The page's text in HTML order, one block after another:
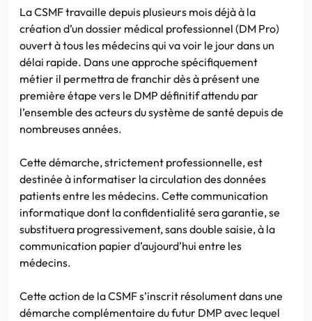
La CSMF travaille depuis plusieurs mois déjà à la
création d’un dossier médical professionnel (DM Pro)
ouvert à tous les médecins qui va voir le jour dans un
délai rapide. Dans une approche spécifiquement
métier il permettra de franchir dès à présent une
première étape vers le DMP définitif attendu par
l’ensemble des acteurs du système de santé depuis de
nombreuses années.
Cette démarche, strictement professionnelle, est
destinée à informatiser la circulation des données
patients entre les médecins. Cette communication
informatique dont la confidentialité sera garantie, se
substituera progressivement, sans double saisie, à la
communication papier d’aujourd’hui entre les
médecins.
Cette action de la CSMF s’inscrit résolument dans une
démarche complémentaire du futur DMP avec lequel